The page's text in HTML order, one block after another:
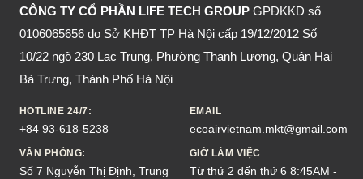
PHÒNG
NGỦ
CÔNG TY CỔ PHẦN LIFE TECH GROUP GPĐKKD số
0106065656 do Sở KHĐT TP Hà Nội cấp 19/12/2012 Số
10/22 ngõ 230 Lạc Trung, Phường Thanh Lương, Quận Hai
Bà Trưng, Thành Phố Hà Nội
HOTLINE 24/7:
+84 93-618-5238
EMAIL
ecoairvietnam.mkt@gmail.com
VĂN PHÒNG:
Số 7 Nguyễn Thị Định, Trung
GIỜ LÀM VIỆC
Từ thứ 2 đến thứ 6 8:45AM -